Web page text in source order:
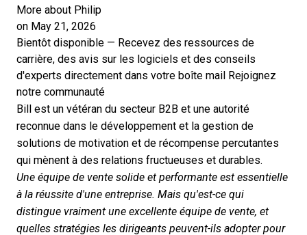
More about Philip
on May 21, 2026
Bientôt disponible — Recevez des ressources de
carrière, des avis sur les logiciels et des conseils
d'experts directement dans votre boîte mail
Rejoignez
notre communauté
Bill est un vétéran du secteur B2B et une autorité
reconnue dans le développement et la gestion de
solutions de motivation et de récompense percutantes
qui mènent à des relations fructueuses et durables.
Une équipe de vente solide et performante est essentielle
à la réussite d'une entreprise. Mais qu'est-ce qui
distingue vraiment une excellente équipe de vente, et
quelles stratégies les dirigeants peuvent-ils adopter pour